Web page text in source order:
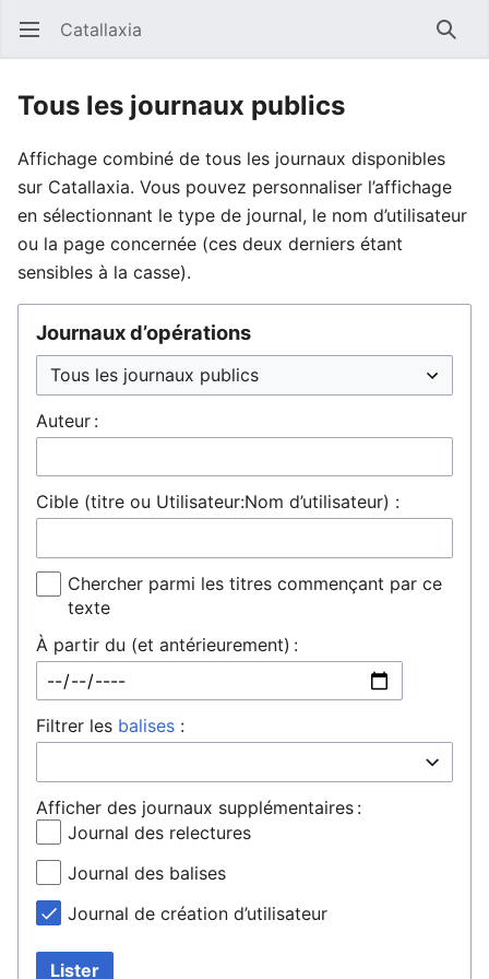
Ouvrir le menu principal Catallaxia
Tous les journaux publics
Affichage combiné de tous les journaux disponibles
sur Catallaxia. Vous pouvez personnaliser l’affichage
en sélectionnant le type de journal, le nom d’utilisateur
ou la page concernée (ces deux derniers étant
sensibles à la casse).
Journaux d’opérations
Auteur :
Cible (titre ou Utilisateur:Nom d’utilisateur) :
Chercher parmi les titres commençant par ce
texte
À partir du (et antérieurement) :
Filtrer les balises :
Afficher des journaux supplémentaires :
Journal des relectures
Journal des balises
Journal de création d’utilisateur
Lister